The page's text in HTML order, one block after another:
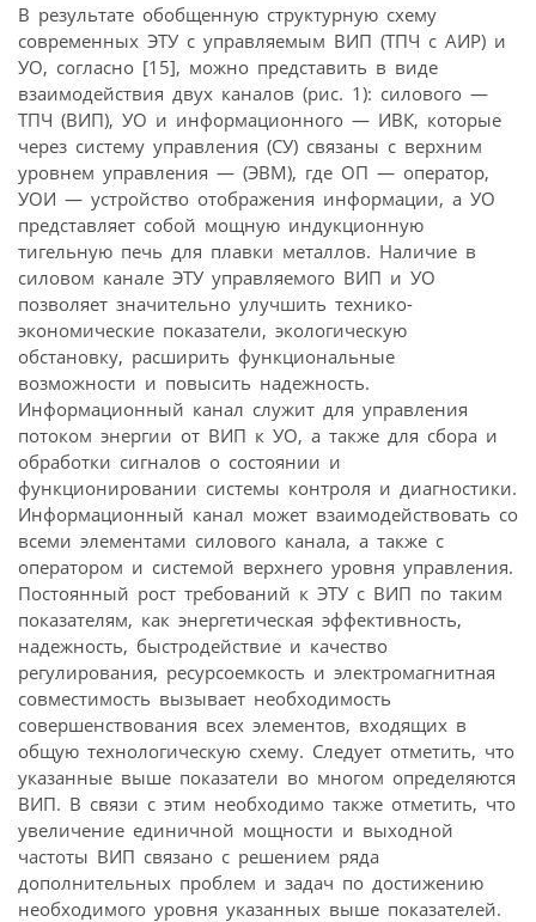
В результате обобщенную структурную схему
современных ЭТУ с управляемым ВИП (ТПЧ с АИР) и
УО, согласно [15], можно представить в виде
взаимодействия двух каналов (рис. 1): силового —
ТПЧ (ВИП), УО и информационного — ИВК, которые
через систему управления (СУ) связаны с верхним
уровнем управления — (ЭВМ), где ОП — оператор,
УОИ — устройство отображения информации, а УО
представляет собой мощную индукционную
тигельную печь для плавки металлов. Наличие в
силовом канале ЭТУ управляемого ВИП и УО
позволяет значительно улучшить технико-
экономические показатели, экологическую
обстановку, расширить функциональные
возможности и повысить надежность.
Информационный канал служит для управления
потоком энергии от ВИП к УО, а также для сбора и
обработки сигналов о состоянии и
функционировании системы контроля и диагностики.
Информационный канал может взаимодействовать со
всеми элементами силового канала, а также с
оператором и системой верхнего уровня управления.
Постоянный рост требований к ЭТУ с ВИП по таким
показателям, как энергетическая эффективность,
надежность, быстродействие и качество
регулирования, ресурсоемкость и электромагнитная
совместимость вызывает необходимость
совершенствования всех элементов, входящих в
общую технологическую схему. Следует отметить, что
указанные выше показатели во многом определяются
ВИП. В связи с этим необходимо также отметить, что
увеличение единичной мощности и выходной
частоты ВИП связано с решением ряда
дополнительных проблем и задач по достижению
необходимого уровня указанных выше показателей.